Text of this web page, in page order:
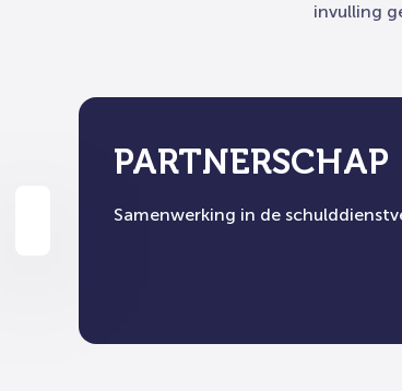
invulling
PARTNERSCHAP
Samenwerking in de